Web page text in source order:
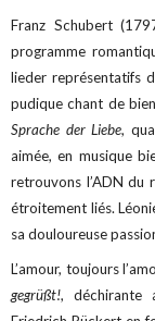
Franz Schubert
programme
lieder représentatifs
pudique chant de
Sprache der Liebe,
aimée, en musique
retrouvons l’ADN du
étroitement liés.
sa douloureuse
L’amour, toujours
gegrüßt!, déchirante